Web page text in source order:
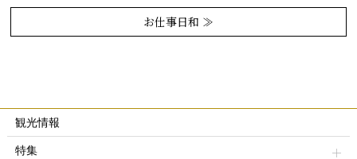
お仕事日和 ≫
観光情報
特集